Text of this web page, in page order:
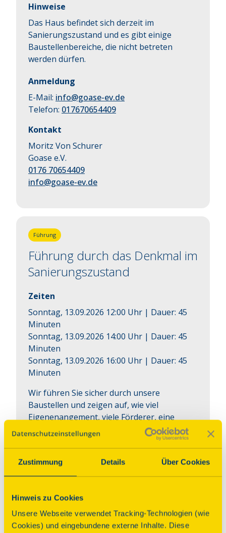
Zustimmung Details Über Cookies
Hinweis zu Cookies
Unsere Webseite verwendet Tracking-Technologien (wie
Cookies) und eingebundene externe Inhalte. Diese
Hinweise
Das Haus befindet sich derzeit im
Sanierungszustand und es gibt einige
Baustellenbereiche, die nicht betreten
werden dürfen.
Anmeldung
E-Mail: info@goase-ev.de
Telefon: 017670654409
Kontakt
Moritz Von Schurer
Goase e.V.
0176 70654409
info@goase-ev.de
Führung
Führung durch das Denkmal im
Sanierungszustand
Zeiten
Sonntag, 13.09.2026 12:00 Uhr | Dauer: 45
Minuten
Sonntag, 13.09.2026 14:00 Uhr | Dauer: 45
Minuten
Sonntag, 13.09.2026 16:00 Uhr | Dauer: 45
Minuten
Wir führen Sie sicher durch unsere
Baustellen und zeigen auf, wie viel
Eigenenangement, viele Förderer, eine
lokale Genossenschaft und viel
Unterstützung durch städtische
wirken: Wir zeigen Ihnen unsere Baustelle
und nachhaltige Sanierungsformen. Im
zur Hausgeschichte und es gibt Kaffee und
Kuchen sowie weitere Getränke.